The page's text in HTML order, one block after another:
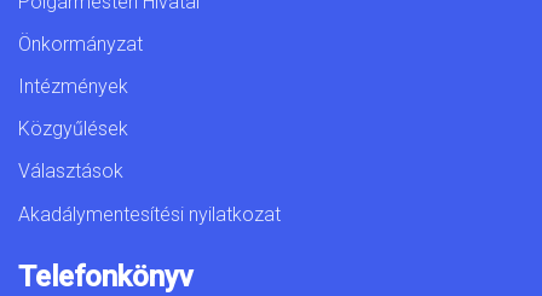
Önkormányzat
Intézmények
Közgyűlések
Választások
Akadálymentesítési nyilatkozat
Telefonkönyv